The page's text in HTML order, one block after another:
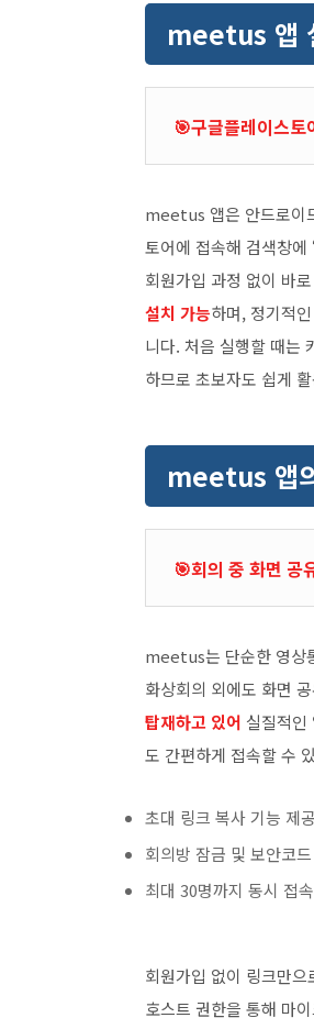
meetus 앱
🎯구글플레이스토
meetus 앱은 안드로이
토어에 접속해 검색창에
회원가입 과정 없이 바
설치 가능하며, 정기적
니다. 처음 실행할 때는
하므로 초보자도 쉽게
meetus 앱
🎯회의 중 화면 공
meetus는 단순한 영상
화상회의 외에도 화면
탑재하고 있어 실질적인
도 간편하게 접속할 수
초대 링크 복사 기능 제공
회의방 잠금 및 보안코
최대 30명까지 동시 접
회원가입 없이 링크만
호스트 권한을 통해 마